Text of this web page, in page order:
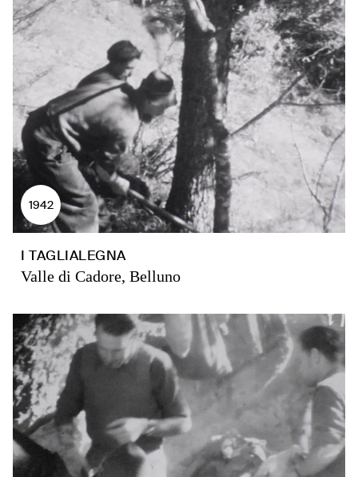
1942
I TAGLIALEGNA
Valle di Cadore, Belluno